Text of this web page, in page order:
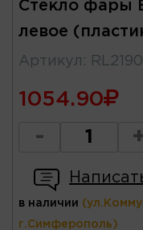
Стекло фары
левое
Артикул :
1054.90
-
в наличии
г.Симферополь)